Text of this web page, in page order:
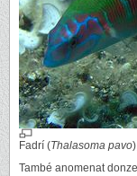
Fadrí (Thalasoma pavo
També anomenat